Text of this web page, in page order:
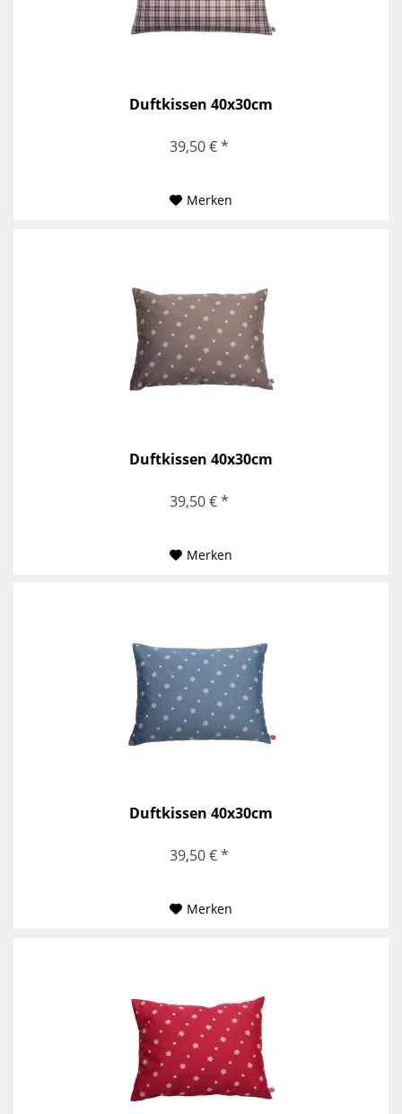
Duftkissen 40x30cm
39,50 € *
Merken
Duftkissen 40x30cm
39,50 € *
Merken
Duftkissen 40x30cm
39,50 € *
Merken